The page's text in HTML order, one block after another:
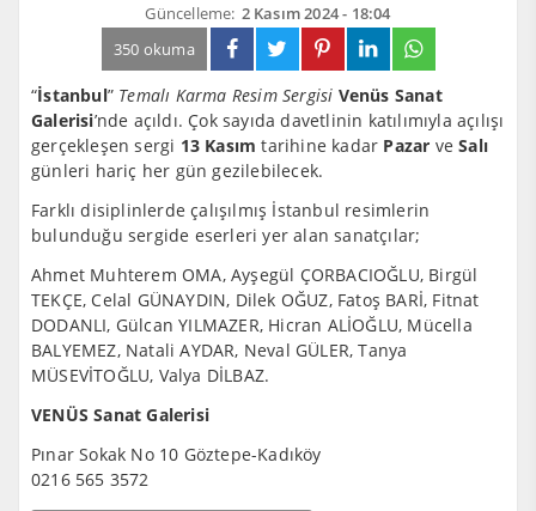
Güncelleme: 2 Kasım 2024 - 18:04
350 okuma
“İstanbul” Temalı Karma Resim Sergisi Venüs Sanat
Galerisi’nde açıldı. Çok sayıda davetlinin katılımıyla açılışı
gerçekleşen sergi 13 Kasım tarihine kadar Pazar veSalı
günleri hariç her gün gezilebilecek.
Farklı disiplinlerde çalışılmış İstanbul resimlerin
bulunduğu sergide eserleri yer alan sanatçılar;
Ahmet Muhterem OMA, Ayşegül ÇORBACIOĞLU, Birgül
TEKÇE, Celal GÜNAYDIN, Dilek OĞUZ, Fatoş BARİ, Fitnat
DODANLI, Gülcan YILMAZER, Hicran ALİOĞLU, Mücella
BALYEMEZ, Natali AYDAR, Neval GÜLER, Tanya
MÜSEVİTOĞLU, Valya DİLBAZ.
VENÜS Sanat Galerisi
Pınar Sokak No 10 Göztepe-Kadıköy
0216 565 3572